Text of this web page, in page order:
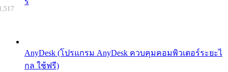
AnyDesk (โปรแกรม AnyDesk ควบคุมคอมพิวเตอร์ระยะไ
กล ใช้ฟรี)